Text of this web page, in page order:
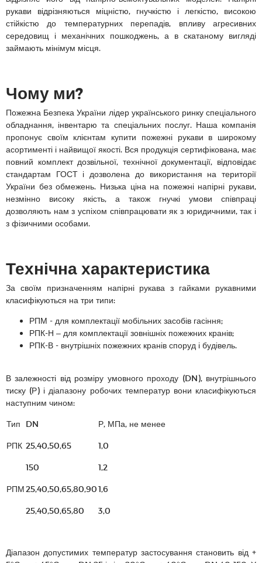
рукави відрізняються міцністю, гнучкістю і легкістю, високою
стійкістю до температурних перепадів, впливу агресивних
середовищ і механічних пошкоджень, а в скатаному вигляді
займають мінімум місця.
Чому ми?
Пожежна Безпека України лідер українського ринку спеціального
обладнання, інвентарю та спеціальних послуг. Наша компанія
пропонує своїм клієнтам купити пожежні рукави в широкому
асортименті і найвищої якості. Вся продукція сертифікована, має
повний комплект дозвільної, технічної документації, відповідає
стандартам ГОСТ і дозволена до використання на території
України без обмежень. Низька ціна на пожежні напірні рукави,
незмінно високу якість, а також гнучкі умови співпраці
дозволяють нам з успіхом співпрацювати як з юридичними, так і
з фізичними особами.
Технічна характеристика
За своїм призначенням напірні рукава з гайками рукавними
класифікуються на три типи:
РПМ - для комплектації мобільних засобів гасіння;
РПК-Н – для комплектації зовнішніх пожежних кранів;
РПК-В - внутрішніх пожежних кранів споруд і будівель.
В залежності від розміру умовного проходу (DN), внутрішнього
тиску (Р) і діапазону робочих температур вони класифікуються
наступним чином:
Тип DN Р, МПа, не менее
РПК 25,40,50,65 1,0
РПМ
150 1,2
25,40,50,65,80,901,6
25,40,50,65,80 3,0
Діапазон допустимих температур застосування становить від +